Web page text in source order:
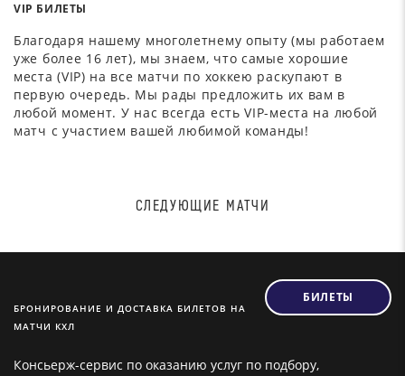
VIP БИЛЕТЫ
Благодаря нашему многолетнему опыту (мы работаем
уже более 16 лет), мы знаем, что самые хорошие
места (VIP) на все матчи по хоккею раскупают в
первую очередь. Мы рады предложить их вам в
любой момент. У нас всегда есть VIP-места на любой
матч с участием вашей любимой команды!
СЛЕДУЮЩИЕ МАТЧИ
БРОНИРОВАНИЕ И ДОСТАВКА БИЛЕТОВ НА
МАТЧИ КХЛ
БИЛЕТЫ
Консьерж-сервис по оказанию услуг по подбору,